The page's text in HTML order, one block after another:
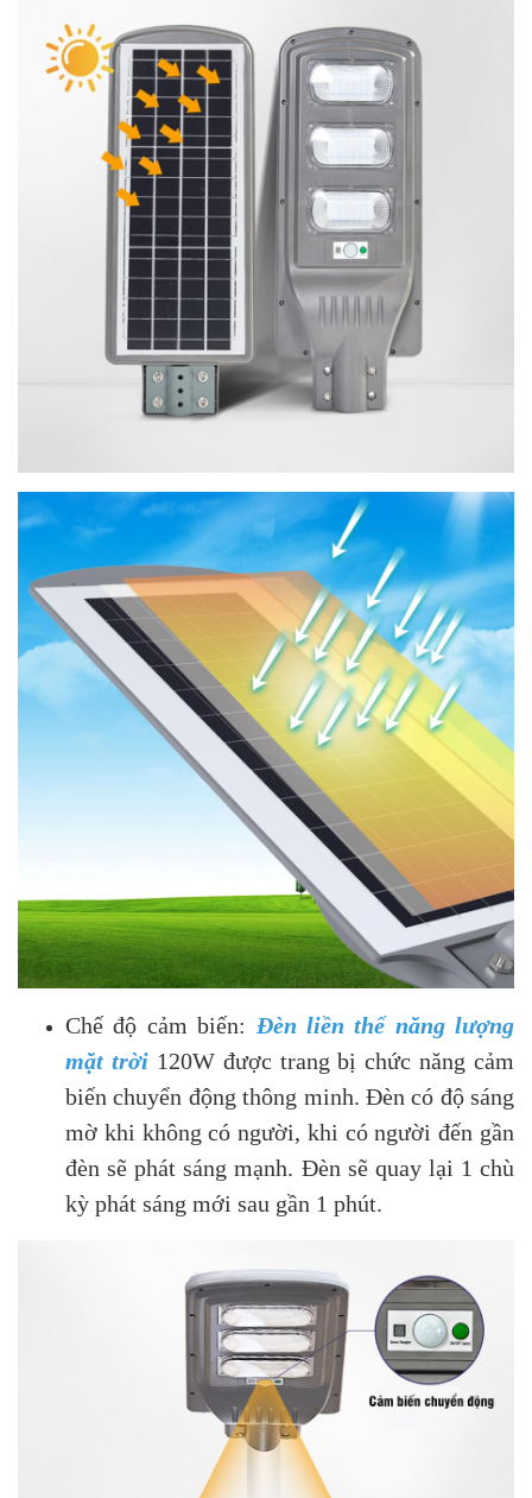
Chế độ cảm biến: Đèn liền thể năng lượng
mặt trời120W được trang bị chức năng cảm
biến chuyển động thông minh. Đèn có độ sáng
mờ khi không có người, khi có người đến gần
đèn sẽ phát sáng mạnh. Đèn sẽ quay lại 1 chù
kỳ phát sáng mới sau gần 1 phút.